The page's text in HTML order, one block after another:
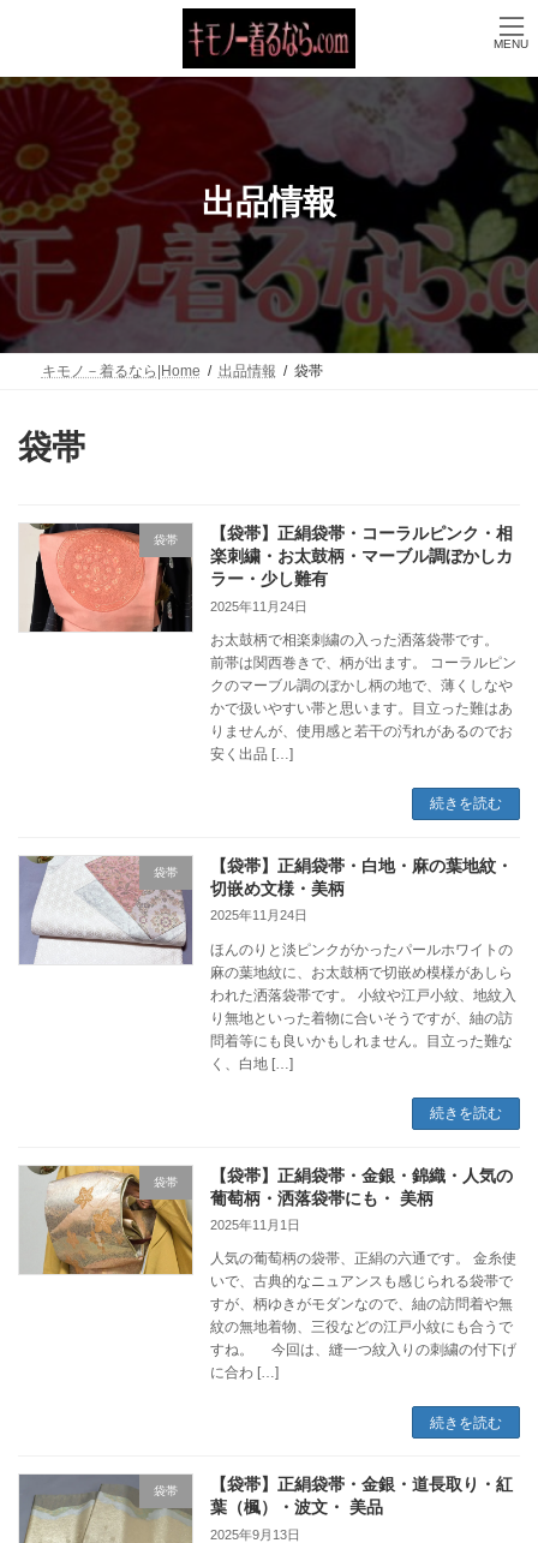
ン
ツ
プ
ー
シ
動
出品情報
キモノ－着るなら|Home 出品情報 袋帯
袋帯
袋帯
【袋帯】正絹袋帯・コーラルピンク・相
楽刺繍・お太鼓柄・マーブル調ぼかしカ
ラー・少し難有
2025年11月24日
お太鼓柄で相楽刺繍の入った洒落袋帯です。
前帯は関西巻きで、柄が出ます。 コーラルピン
クのマーブル調のぼかし柄の地で、薄くしなや
かで扱いやすい帯と思います。目立った難はあ
りませんが、使用感と若干の汚れがあるのでお
安く出品 […]
続きを読む
袋帯
【袋帯】正絹袋帯・白地・麻の葉地紋・
切嵌め文様・美柄
2025年11月24日
ほんのりと淡ピンクがかったパールホワイトの
麻の葉地紋に、お太鼓柄で切嵌め模様があしら
われた洒落袋帯です。 小紋や江戸小紋、地紋入
り無地といった着物に合いそうですが、紬の訪
問着等にも良いかもしれません。目立った難な
く、白地 […]
続きを読む
袋帯
【袋帯】正絹袋帯・金銀・錦織・人気の
葡萄柄・洒落袋帯にも・ 美柄
2025年11月1日
人気の葡萄柄の袋帯、正絹の六通です。 金糸使
いで、古典的なニュアンスも感じられる袋帯で
すが、柄ゆきがモダンなので、紬の訪問着や無
紋の無地着物、三役などの江戸小紋にも合うで
すね。 今回は、縫一つ紋入りの刺繍の付下げ
に合わ […]
続きを読む
袋帯
【袋帯】正絹袋帯・金銀・道長取り・紅
葉（楓）・波文・ 美品
2025年9月13日
MENU